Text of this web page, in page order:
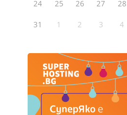
24 25 26 27 28
31 1 2 3 4